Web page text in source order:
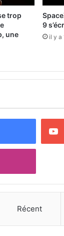
trop
une
9
il y a
Récent